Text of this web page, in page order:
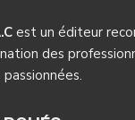
est un éditeur
des